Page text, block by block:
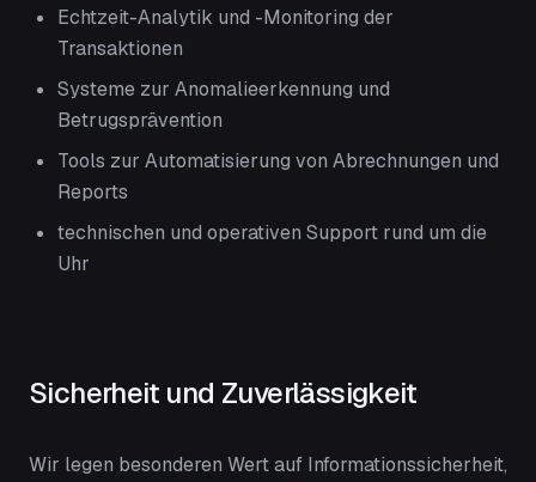
Echtzeit-Analytik und -Monitoring der
Transaktionen
Systeme zur Anomalieerkennung und
Betrugsprävention
Tools zur Automatisierung von Abrechnungen und
Reports
technischen und operativen Support rund um die
Uhr
Sicherheit und Zuverlässigkeit
Wir legen besonderen Wert auf Informationssicherheit,